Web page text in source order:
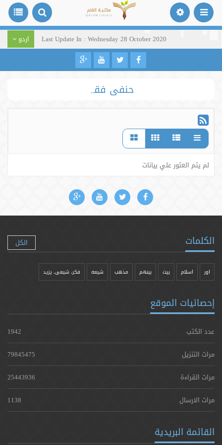
Last Update In : Wednesday 28 October 2020 اردو
حنفی فقہ
لم يتم العثور علي بيانات
الكلمات الكل
اور اسلام بیت بينهم مذهب شيعه فکر، شیعی، یزيد
إحصائيات الموقع
عدد الكتب
1942
مرات التنزيل
79845475
مرات القراءة
25443936
مرات الارسال
1138
القائمة البريدية